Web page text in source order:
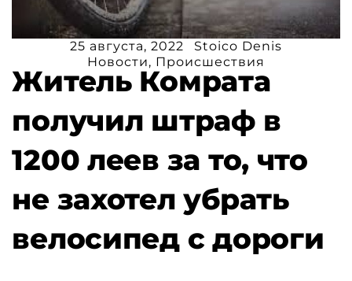
25 августа, 2022
Stoico Denis
Новости, Происшествия
Житель Комрата
получил штраф в
1200 леев за то, что
не захотел убрать
велосипед с дороги